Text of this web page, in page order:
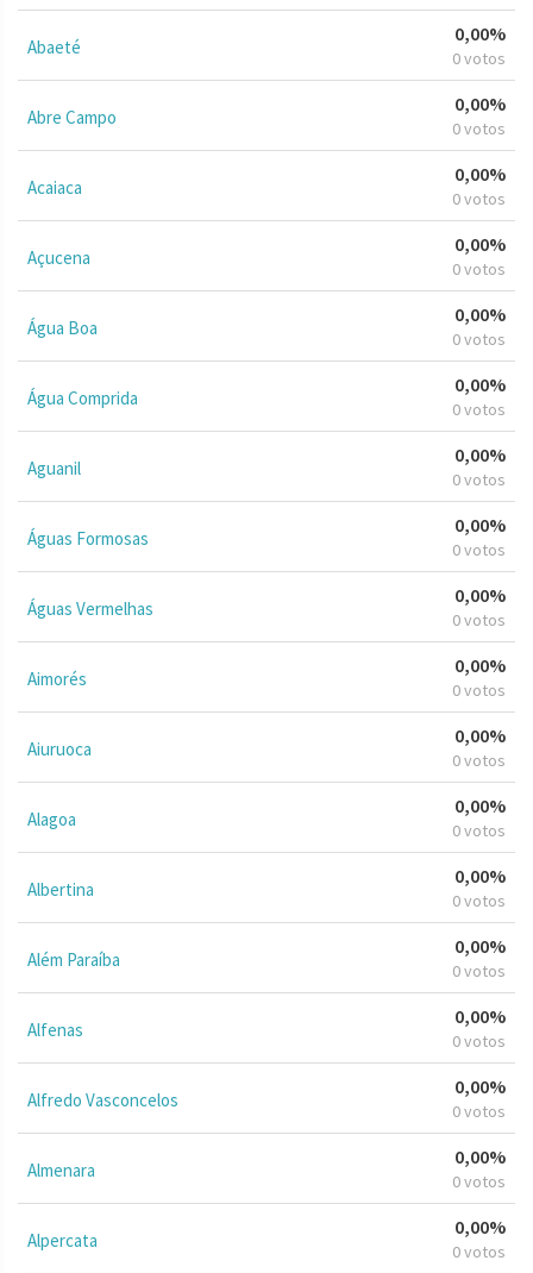
Abaeté
0,00%
0 votos
Abre Campo
0,00%
0 votos
Acaiaca
0,00%
0 votos
Açucena
0,00%
0 votos
Água Boa
0,00%
0 votos
Água Comprida
0,00%
0 votos
Aguanil
0,00%
0 votos
Águas Formosas
0,00%
0 votos
Águas Vermelhas
0,00%
0 votos
Aimorés
0,00%
0 votos
Aiuruoca
0,00%
0 votos
Alagoa
0,00%
0 votos
Albertina
0,00%
0 votos
Além Paraíba
0,00%
0 votos
Alfenas
0,00%
0 votos
Alfredo Vasconcelos
0,00%
0 votos
Almenara
0,00%
0 votos
Alpercata
0,00%
0 votos